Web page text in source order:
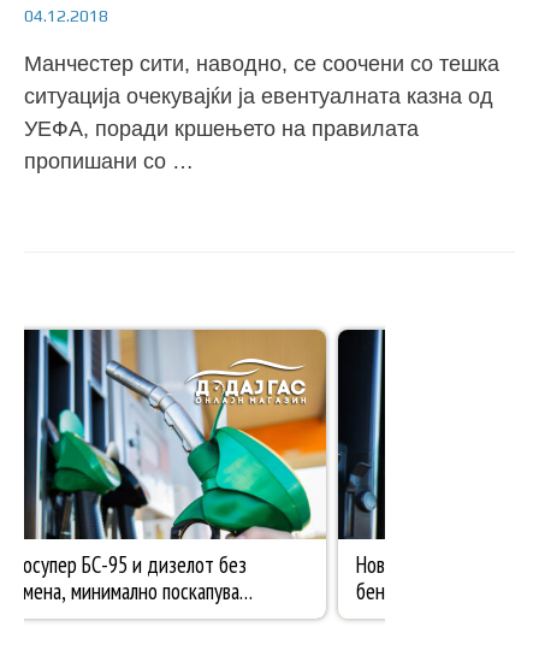
04.12.2018
Манчестер сити, наводно, се соочени со тешка
ситуација очекувајќи ја евентуалната казна од
УЕФА, поради кршењето на правилата
пропишани со …